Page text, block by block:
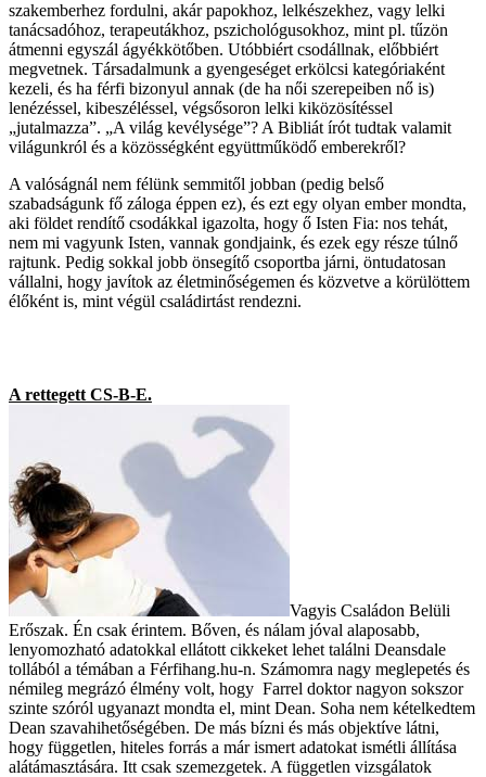
szakemberhez fordulni, akár papokhoz, lelkészekhez, vagy lelki
tanácsadóhoz, terapeutákhoz, pszichológusokhoz, mint pl. tűzön
átmenni egyszál ágyékkötőben. Utóbbiért csodállnak, előbbiért
megvetnek. Társadalmunk a gyengeséget erkölcsi kategóriaként
kezeli, és ha férfi bizonyul annak (de ha női szerepeiben nő is)
lenézéssel, kibeszéléssel, végsősoron lelki kiközösítéssel
„jutalmazza”. „A világ kevélysége”? A Bibliát írót tudtak valamit
világunkról és a közösségként együttműködő emberekről?
A valóságnál nem félünk semmitől jobban (pedig belső
szabadságunk fő záloga éppen ez), és ezt egy olyan ember mondta,
aki földet rendítő csodákkal igazolta, hogy ő Isten Fia: nos tehát,
nem mi vagyunk Isten, vannak gondjaink, és ezek egy része túlnő
rajtunk. Pedig sokkal jobb önsegítő csoportba járni, öntudatosan
vállalni, hogy javítok az életminőségemen és közvetve a körülöttem
élőként is, mint végül családirtást rendezni.
A rettegett CS-B-E.
Vagyis Családon Belüli
Erőszak. Én csak érintem. Bőven, és nálam jóval alaposabb,
lenyomozható adatokkal ellátott cikkeket lehet találni Deansdale
tollából a témában a Férfihang.hu-n. Számomra nagy meglepetés és
némileg megrázó élmény volt, hogy Farrel doktor nagyon sokszor
szinte szóról ugyanazt mondta el, mint Dean. Soha nem kételkedtem
Dean szavahihetőségében. De más bízni és más objektíve látni,
hogy független, hiteles forrás a már ismert adatokat ismétli állítása
alátámasztására. Itt csak szemezgetek. A független vizsgálatok